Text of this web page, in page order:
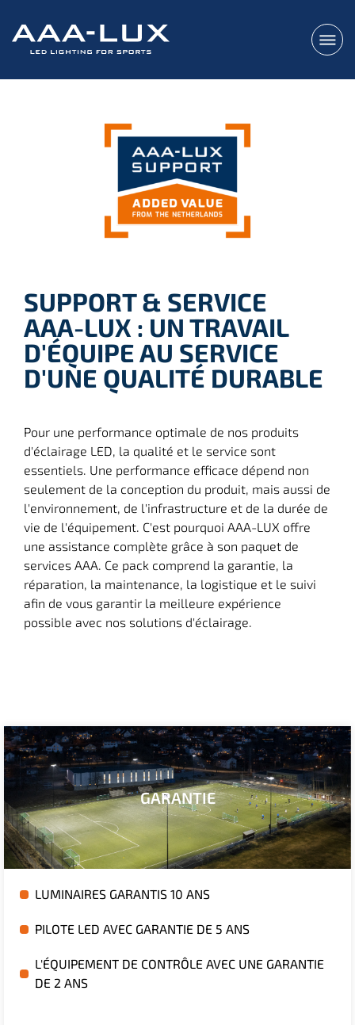
SUPPORT & SERVICE
AAA-LUX : UN TRAVAIL
D'ÉQUIPE AU SERVICE
D'UNE QUALITÉ DURABLE
Pour une performance optimale de nos produits
d'éclairage LED, la qualité et le service sont
essentiels. Une performance efficace dépend non
seulement de la conception du produit, mais aussi de
l'environnement, de l'infrastructure et de la durée de
vie de l'équipement. C'est pourquoi AAA-LUX offre
une assistance complète grâce à son paquet de
services AAA. Ce pack comprend la garantie, la
réparation, la maintenance, la logistique et le suivi
afin de vous garantir la meilleure expérience
possible avec nos solutions d'éclairage.
GARANTIE
LUMINAIRES GARANTIS 10 ANS
PILOTE LED AVEC GARANTIE DE 5 ANS
L'ÉQUIPEMENT DE CONTRÔLE AVEC UNE GARANTIE
DE 2 ANS